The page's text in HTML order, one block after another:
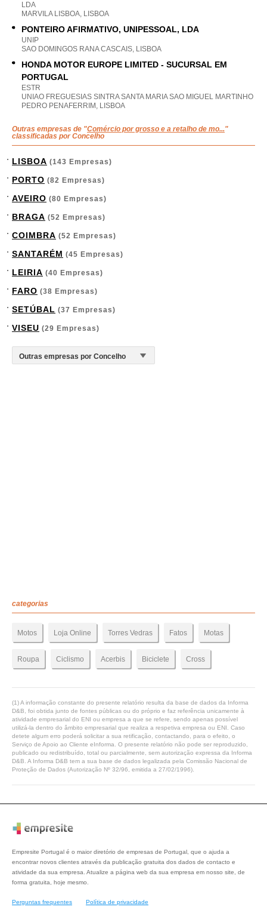
LDA
MARVILA LISBOA, LISBOA
PONTEIRO AFIRMATIVO, UNIPESSOAL, LDA
UNIP
SAO DOMINGOS RANA CASCAIS, LISBOA
HONDA MOTOR EUROPE LIMITED - SUCURSAL EM
PORTUGAL
ESTR
UNIAO FREGUESIAS SINTRA SANTA MARIA SAO MIGUEL MARTINHO
PEDRO PENAFERRIM, LISBOA
Outras empresas de "Comércio por grosso e a retalho de mo..."
classificadas por Concelho
LISBOA (143 Empresas)
PORTO (82 Empresas)
AVEIRO (80 Empresas)
BRAGA (52 Empresas)
COIMBRA (52 Empresas)
SANTARÉM (45 Empresas)
LEIRIA (40 Empresas)
FARO (38 Empresas)
SETÚBAL (37 Empresas)
VISEU (29 Empresas)
categorias
Motos Loja Online Torres Vedras Fatos Motas
Roupa Ciclismo Acerbis Biciclete Cross
(1) A informação constante do presente relatório resulta da base de dados da Informa
D&B, foi obtida junto de fontes públicas ou do próprio e faz referência unicamente à
atividade empresarial do ENI ou empresa a que se refere, sendo apenas possível
utilizá-la dentro do âmbito empresarial que realiza a respetiva empresa ou ENI. Caso
detete algum erro poderá solicitar a sua retificação, contactando, para o efeito, o
Serviço de Apoio ao Cliente eInforma. O presente relatório não pode ser reproduzido,
publicado ou redistribuído, total ou parcialmente, sem autorização expressa da Informa
D&B. A Informa D&B tem a sua base de dados legalizada pela Comissão Nacional de
Proteção de Dados (Autorização Nº 32/96, emitida a 27/02/1996).
Empresite Portugal é o maior diretório de empresas de Portugal, que o ajuda a
encontrar novos clientes através da publicação gratuita dos dados de contacto e
atividade da sua empresa. Atualize a página web da sua empresa em nosso site, de
forma gratuita, hoje mesmo.
Perguntas frequentes Política de privacidade